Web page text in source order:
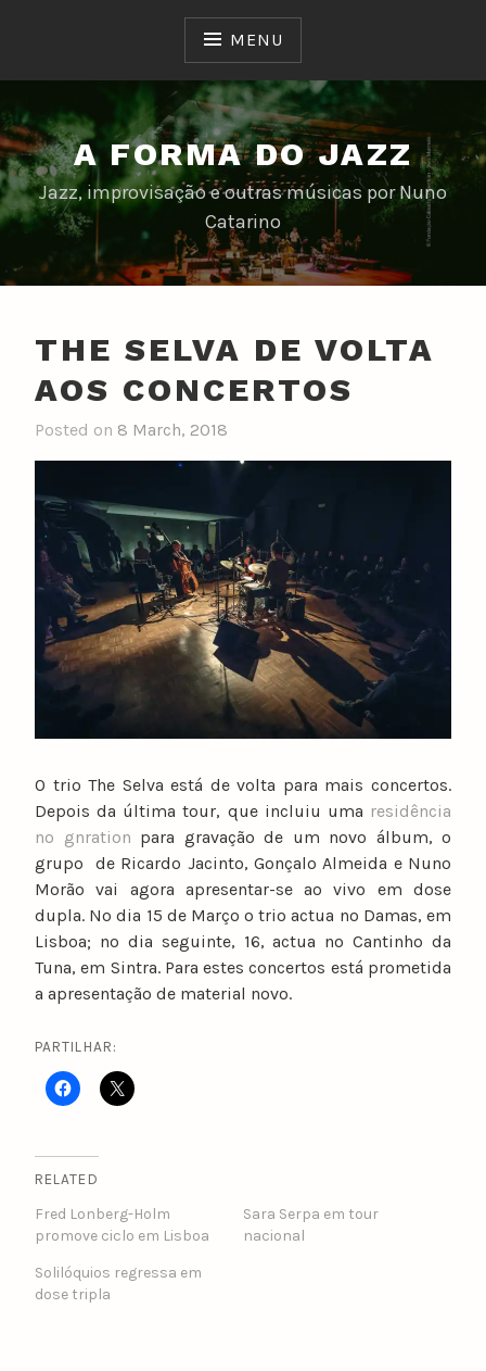
MENU
A FORMA DO JAZZ
Jazz, improvisação e outras músicas por Nuno
Catarino
THE SELVA DE VOLTA
AOS CONCERTOS
Posted on 8 March, 2018
y
n
o
c
a
a
r
n
O trio The Selva está de volta para mais concertos.
Depois da última tour, que incluiu uma residência
no gnration para gravação de um novo álbum, o
grupo de Ricardo Jacinto, Gonçalo Almeida e Nuno
Morão vai agora apresentar-se ao vivo em dose
dupla. No dia 15 de Março o trio actua no Damas, em
Lisboa; no dia seguinte, 16, actua no Cantinho da
Tuna, em Sintra. Para estes concertos está prometida
a apresentação de material novo.
PARTILHAR:
RELATED
Fred Lonberg-Holm
promove ciclo em Lisboa
Sara Serpa em tour
nacional
Solilóquios regressa em
dose tripla